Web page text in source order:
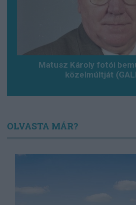
Matusz Károly fotói
közelmúltját
OLVASTA MÁR?